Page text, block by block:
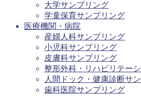
大学サンプリング
学童保育サンプリング
医療機関・病院
産婦人科サンプリング
小児科サンプリング
皮膚科サンプリング
整形外科・リハビリテー
人間ドック・健康診断サ
歯科医院サンプリング